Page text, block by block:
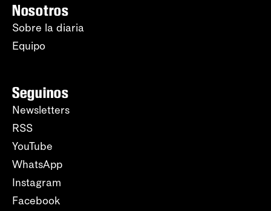
Nosotros
Sobre la diaria
Equipo
Seguinos
Newsletters
RSS
YouTube
WhatsApp
Instagram
Facebook